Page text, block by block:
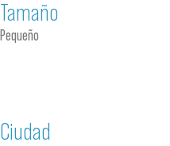
Tamaño
Pequeño
Ciudad